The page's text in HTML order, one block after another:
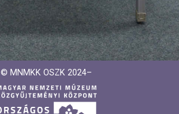
© MNMKK OSZK 2024–